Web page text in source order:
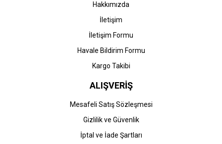
Hakkımızda
İletişim
İletişim Formu
Havale Bildirim Formu
Kargo Takibi
ALIŞVERİŞ
Mesafeli Satış Sözleşmesi
Gizlilik ve Güvenlik
İptal ve İade Şartları